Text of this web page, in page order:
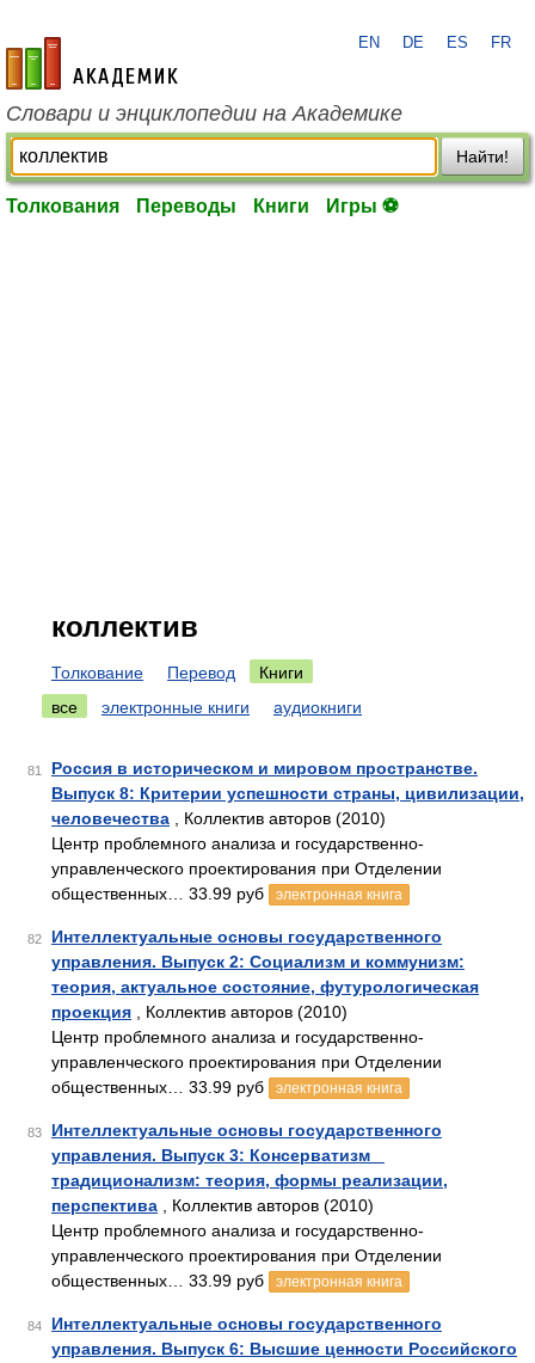
academic.ru
EN DE ES FR
Словари и энциклопедии на Академике
Найти!
Толкования Переводы Книги Игры ⚽
коллектив
Толкование Перевод
Книги
все
электронные книги аудиокниги
81
Россия в историческом и мировом пространстве.
Выпуск 8: Критерии успешности страны, цивилизации,
человечества , Коллектив авторов (2010)
Центр проблемного анализа и государственно-
управленческого проектирования при Отделении
общественных… 33.99 руб
электронная книга
82
Интеллектуальные основы государственного
управления. Выпуск 2: Социализм и коммунизм:
теория, актуальное состояние, футурологическая
проекция , Коллектив авторов (2010)
Центр проблемного анализа и государственно-
управленческого проектирования при Отделении
общественных… 33.99 руб
электронная книга
83
Интеллектуальные основы государственного
управления. Выпуск 3: Консерватизм _
традиционализм: теория, формы реализации,
перспектива , Коллектив авторов (2010)
Центр проблемного анализа и государственно-
управленческого проектирования при Отделении
общественных… 33.99 руб
электронная книга
84
Интеллектуальные основы государственного
управления. Выпуск 6: Высшие ценности Российского